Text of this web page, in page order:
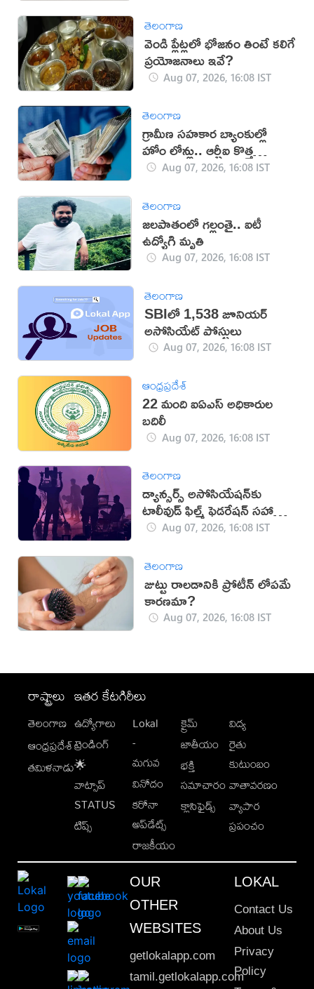
తెలంగాణ
వెండి ప్లేట్లలో భోజనం తింటే కలిగే
ప్రయోజనాలు ఇవే?
Aug 07, 2026, 16:08 IST
తెలంగాణ
గ్రామీణ సహకార బ్యాంకుల్లో
హోం లోన్లు.. ఆర్బీఐ కొత్త
నిబంధనలు
Aug 07, 2026, 16:08 IST
తెలంగాణ
జలపాతంలో గల్లంతై.. ఐటీ
ఉద్యోగి మృతి
Aug 07, 2026, 16:08 IST
తెలంగాణ
SBIలో 1,538 జూనియర్
అసోసియేట్ పోస్టులు
Aug 07, 2026, 16:08 IST
ఆంధ్రప్రదేశ్
22 మంది ఐఏఎస్‌ అధికారుల
బదిలీ
Aug 07, 2026, 16:08 IST
తెలంగాణ
డ్యాన్సర్స్ అసోసియేషన్‌కు
టాలీవుడ్ ఫిల్మ్ ఫెడరేషన్ సహాయ
నిరాకరణ
Aug 07, 2026, 16:08 IST
తెలంగాణ
జుట్టు రాలడానికి ప్రోటీన్ లోపమే
కారణమా?
Aug 07, 2026, 16:08 IST
రాష్ట్రాలు
తెలంగాణ
ఆంధ్రప్రదేశ్
తమిళనాడు
ఇతర కేటగిరీలు
ఉద్యోగాలు
ట్రెండింగ్
🌟
వాట్సాప్
STATUS
టిప్స్
Lokal
-
మగువ
వినోదం
కరోనా
అప్‌డేట్స్
రాజకీయం
క్రైమ్
జాతీయం
భక్తి
సమాచారం
క్లాసిఫైడ్స్
విద్య
రైతు
కుటుంబం
వాతావరణం
వ్యాపార
ప్రపంచం
OUR
OTHER
WEBSITES
getlokalapp.com
tamil.getlokalapp.com
LOKAL
Contact Us
About Us
Privacy
Policy